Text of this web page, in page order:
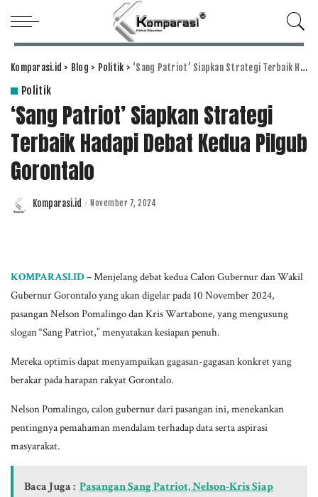
Komparasi.id > Blog > Politik > ‘Sang Patriot’ Siapkan Strategi Terbaik Hadapi Debat Kedua Pilgub Gorontalo
Politik
‘Sang Patriot’ Siapkan Strategi
Terbaik Hadapi Debat Kedua Pilgub
Gorontalo
Posted
Komparasi.id November 7, 2024
KOMPARASI.ID–Menjelang debat kedua Calon Gubernur dan Wakil
Gubernur Gorontalo yang akan digelar pada 10 November 2024,
pasangan Nelson Pomalingo dan Kris Wartabone, yang mengusung
slogan “Sang Patriot,” menyatakan kesiapan penuh.
Mereka optimis dapat menyampaikan gagasan-gagasan konkret yang
berakar pada harapan rakyat Gorontalo.
Nelson Pomalingo, calon gubernur dari pasangan ini, menekankan
pentingnya pemahaman mendalam terhadap data serta aspirasi
masyarakat.
Baca Juga : Pasangan Sang Patriot, Nelson-Kris Siap